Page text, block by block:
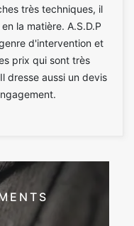
très techniques, il
la matière. A.S.D.P
d'intervention et
prix qui sont très
dresse aussi un devis